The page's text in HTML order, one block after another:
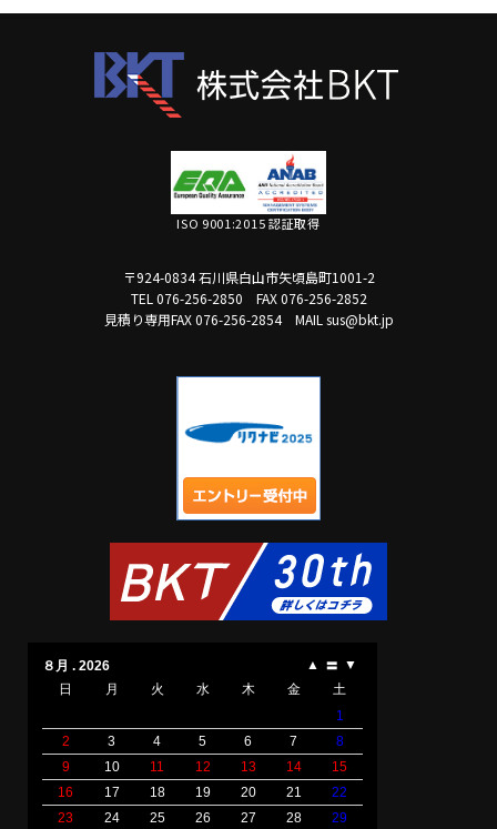
ISO 9001:2015 認証取得
〒924-0834 石川県白山市矢頃島町1001-2
TEL 076-256-2850
FAX 076-256-2852
見積り専用FAX 076-256-2854
MAIL sus@bkt.jp